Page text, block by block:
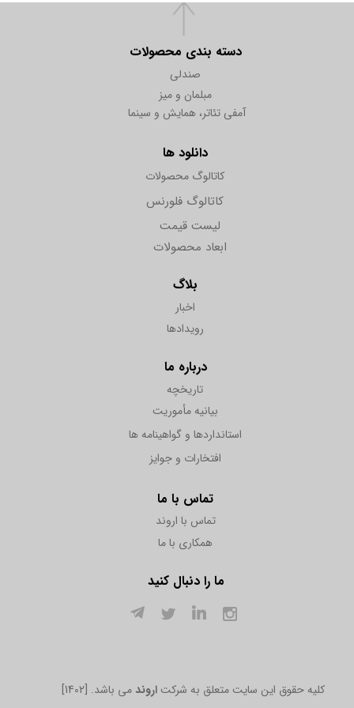
دسته بندی محصولات
صندلی
مبلمان و میز
آمفی تئاتر، همایش و سینما
دانلود ها
کاتالوگ محصولات
کاتالوگ فلورنس
بلاگ
اخبار
رویدادها
درباره ما
تاریخچه
بیانیه مأموریت
استانداردها و گواهینامه ها
افتخارات و جوایز
تماس با ما
تماس با اروند
همکاری با ما
ما را دنبال کنید
ابعاد محصولات
لیست قیمت
[1402] .کلیه حقوق این سایت متعلق به شرکت اروندمی باشد